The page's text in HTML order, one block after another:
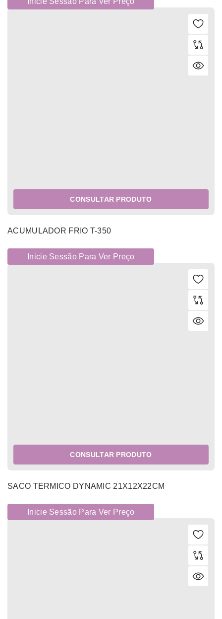
CONSULTAR PRODUTO
ACUMULADOR FRIO T-350
Inicie Sessão Para Ver Preço
CONSULTAR PRODUTO
SACO TERMICO DYNAMIC 21X12X22CM
Inicie Sessão Para Ver Preço